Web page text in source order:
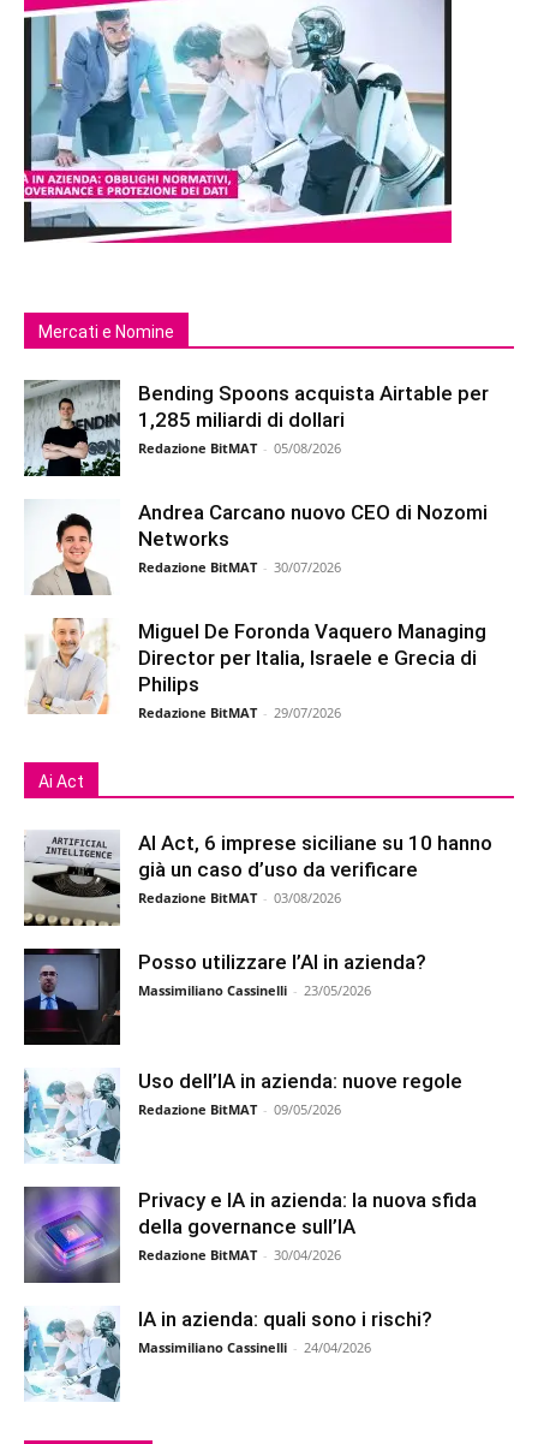
Mercati e Nomine
Bending Spoons acquista Airtable per
1,285 miliardi di dollari
Redazione BitMAT - 05/08/2026
Andrea Carcano nuovo CEO di Nozomi
Networks
Redazione BitMAT - 30/07/2026
Miguel De Foronda Vaquero Managing
Director per Italia, Israele e Grecia di
Philips
Redazione BitMAT - 29/07/2026
Ai Act
AI Act, 6 imprese siciliane su 10 hanno
già un caso d’uso da verificare
Redazione BitMAT - 03/08/2026
Posso utilizzare l’AI in azienda?
Massimiliano Cassinelli - 23/05/2026
Uso dell’IA in azienda: nuove regole
Redazione BitMAT - 09/05/2026
Privacy e IA in azienda: la nuova sfida
della governance sull’IA
Redazione BitMAT - 30/04/2026
IA in azienda: quali sono i rischi?
Massimiliano Cassinelli - 24/04/2026